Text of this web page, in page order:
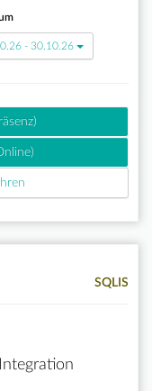
- 30.10.26
SQLIS